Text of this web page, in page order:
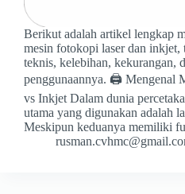
Berikut adalah artikel lengkap
mesin fotokopi laser dan inkjet,
teknis, kelebihan, kekurangan,
penggunaannya. 🖨️ Mengenal
vs Inkjet Dalam dunia
utama yang digunakan adalah
Meskipun keduanya memiliki